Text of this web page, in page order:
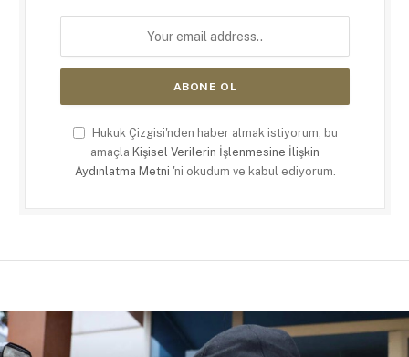
Hukuk Çizgisi'nden haber almak istiyorum, bu
amaçla Kişisel Verilerin İşlenmesine İlişkin
Aydınlatma Metni 'ni okudum ve kabul ediyorum.